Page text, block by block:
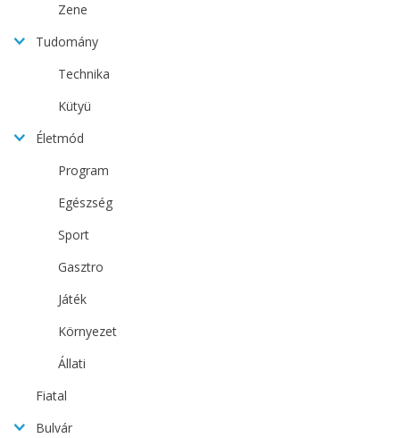
Zene
Tudomány
Technika
Kütyü
Életmód
Program
Egészség
Sport
Gasztro
Játék
Környezet
Állati
Fiatal
Bulvár